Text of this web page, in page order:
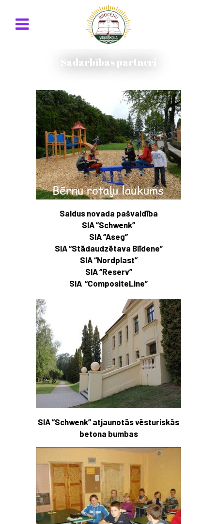
Sadarbības partneri
Saldus novada pašvaldība
SIA ”Schwenk”
SIA “Aseg”
SIA “Stādaudzētava Blīdene”
SIA “Nordplast”
SIA “Reserv”
SIA “CompositeLine”
SIA ”Schwenk” atjaunotās vēsturiskās
betona bumbas